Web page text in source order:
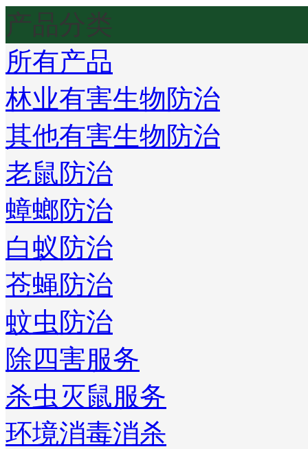
产品分类
所有产品
林业有害生物防治
其他有害生物防治
老鼠防治
蟑螂防治
白蚁防治
苍蝇防治
蚊虫防治
除四害服务
杀虫灭鼠服务
环境消毒消杀